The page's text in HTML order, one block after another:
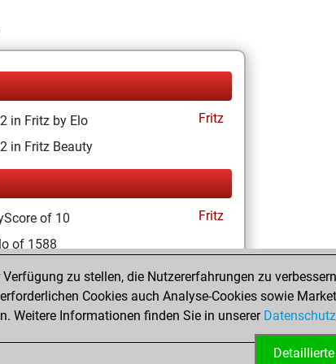
in Fritz by Elo
Fritz
in Fritz Beauty
of 10
Fritz
of 1588
Fritz
zu stellen, die Nutzererfahrungen zu
Cookies auch Analyse-Cookies sowie
Weitere Informationen finden Sie in unserer
Detaillierte